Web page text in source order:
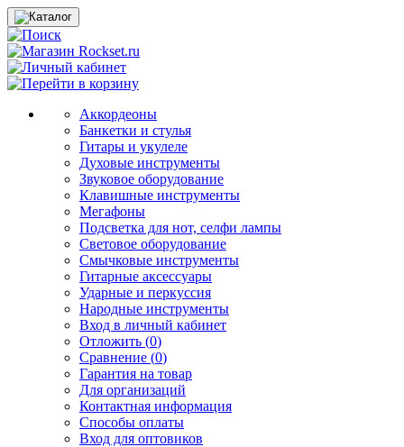
Аккордеоны
Банкетки и стулья
Гитары и укулеле
Духовые инструменты
Звуковое оборудование
Клавишные инструменты
Мегафоны
Подсветка для нот, селфи лампы
Световое оборудование
Смычковые инструменты
Гитарные аксессуары
Ударные и перкуссия
Народные инструменты
Вход в личный кабинет
Отложить (0)
Сравнение (0)
Гарантия на товар
Для организаций
Контактная информация
Способы оплаты
Вход для оптовиков